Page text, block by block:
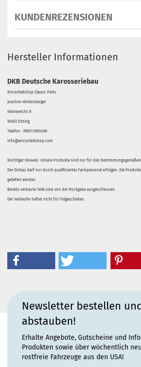
KUNDENREZENSIONEN
Hersteller Informationen
DKB Deutsche Karosseriebau
Aircooledshop Classic Parts
Joachim Hintersberger
Kleinweichs 8
94563 Otzing
Telefon : 09931 9992490
info@aircooledshop.com
Wichtiger Hinweis: Unsere Produkte sind nur für den
Der Einbau darf nur durch qualifiziertes Fachpersonal erfolgen. Die
geliefert werden.
Bereits verbaute Teile sind von der Rückgabe ausgeschlossen.
Der Verkäufer haftet nicht für Folgeschäden.
Newsletter bestellen
abstauben!
Erhalte Angebote, Gutscheine und
Produkten sowie über wöchentlich
rostfreie Fahrzeuge aus den USA!